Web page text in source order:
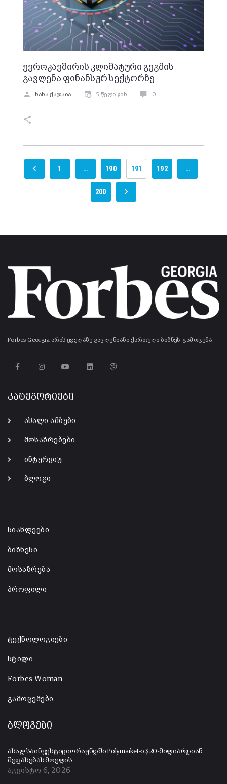
ევროკავშირის კლიმატური გეგმის
გავლენა ფინანსურ სექტორზე
ნანა ქაჯაია 5 წელი წინ 0
1 … 190 191 192 …
200
Forbes Georgia არის ყველაზე გავლენიანი ქართული ბიზნეს-გამოცემა.
კატეგორიები
ახალი ამბები
მოსაზრებები
ინტერვიუ
ბლოგი
სიახლეები
ბიზნესი
მოსაზრება
პროფილი
ტექნოლოგიები
სტილი
Forbes Woman
გამოცემები
ბლოგები
ახალ საინვესტიციო რაუნდში Polymarket-ი $20-მილიარდიან
შეფასებას მოელის
აგვისტო 6, 2026